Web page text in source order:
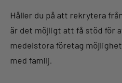
Håller du på att rekrytera
är det möjligt att få stöd för
medelstora företag
med familj.